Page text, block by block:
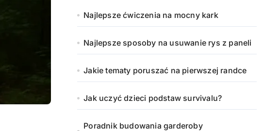
Najlepsze ćwiczenia na mocny kark
Najlepsze sposoby na usuwanie rys z paneli
Jakie tematy poruszać na pierwszej randce
Jak uczyć dzieci podstaw survivalu?
Poradnik budowania garderoby